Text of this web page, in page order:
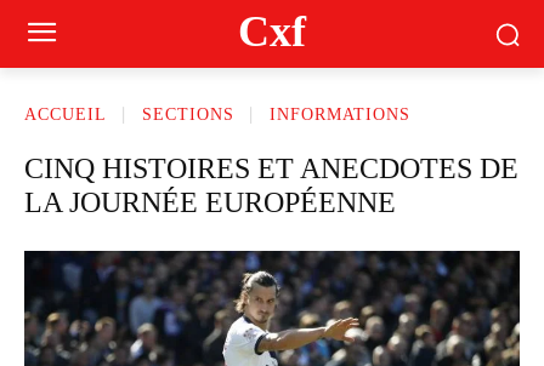
Cxf
ACCUEIL SECTIONS INFORMATIONS
CINQ HISTOIRES ET ANECDOTES DE
LA JOURNÉE EUROPÉENNE